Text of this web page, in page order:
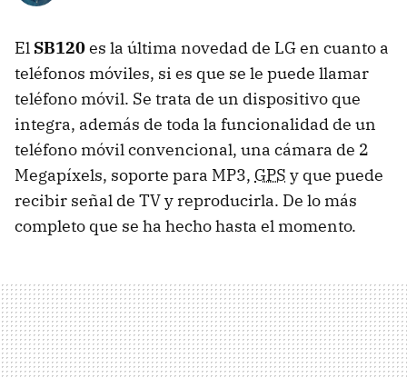
El SB120es la última novedad de LG en cuanto a
teléfonos móviles, si es que se le puede llamar
teléfono móvil. Se trata de un dispositivo que
integra, además de toda la funcionalidad de un
teléfono móvil convencional, una cámara de 2
Megapíxels, soporte para MP3, GPS y que puede
recibir señal de TV y reproducirla. De lo más
completo que se ha hecho hasta el momento.